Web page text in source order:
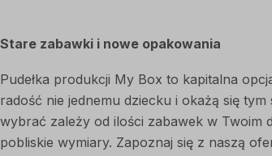
Stare zabawki i nowe opakowania
Pudełka produkcji My Box to kapitalna
radość nie jednemu dziecku i okażą się
wybrać zależy od ilości zabawek w Twoim
pobliskie wymiary. Zapoznaj się z naszą